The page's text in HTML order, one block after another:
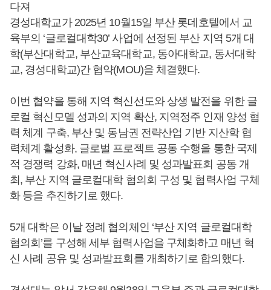
다져
경성대학교가 2025년 10월15일 부산 롯데호텔에서 교
육부의 ‘글로컬대학30’ 사업에 선정된 부산 지역 5개 대
학(부산대학교, 부산교육대학교, 동아대학교, 동서대학
교, 경성대학교)간 협약(MOU)을 체결했다.
이번 협약을 통해 지역 혁신선도와 상생 발전을 위한 글
로컬 혁신모델 성과의 지역 확산, 지역정주 인재 양성 협
력 체계 구축, 부산 및 동남권 전략산업 기반 지산학 협
력체계 활성화, 글로벌 프로젝트 공동 수행을 통한 국제
적 경쟁력 강화, 매년 혁신사례 및 성과발표회 공동 개
최, 부산 지역 글로컬대학 협의회 구성 및 협력사업 구체
화 등을 추진하기로 했다.
5개 대학은 이날 정례 협의체인 ‘부산 지역 글로컬대학
협의회’를 구성해 세부 협력사업을 구체화하고 매년 혁
신 사례 공유 및 성과발표회를 개최하기로 합의했다.